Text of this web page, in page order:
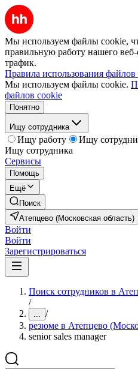
Мы используем файлы cookie,
правильную работу нашего веб-
трафик.
Правила использования файлов
Мы используем файлы cookie.
файлов cookie
Понятно
Ищу сотрудника
Ищу работу
Ищу
Ищу сотрудника
Сервисы
Помощь
Ещё
Поиск
Атепцево (Московская область)
Войти
Войти
Зарегистрироваться
Поиск сотрудников в
/
... /
резюме в Атепцево
senior sales manager